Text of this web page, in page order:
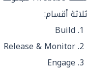
ثلاثة أقسام:
Build
Release & Monitor
Engage